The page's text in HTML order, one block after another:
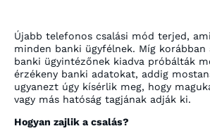
Kapcsolat
Netbank
Újabb telefonos csalási mód terjed,
minden banki ügyfélnek. Míg korábban
banki ügyintézőnek kiadva próbálták
érzékeny banki adatokat, addig
ugyanezt úgy kísérlik meg, hogy
vagy más hatóság tagjának adják ki.
Hogyan zajlik a csalás?